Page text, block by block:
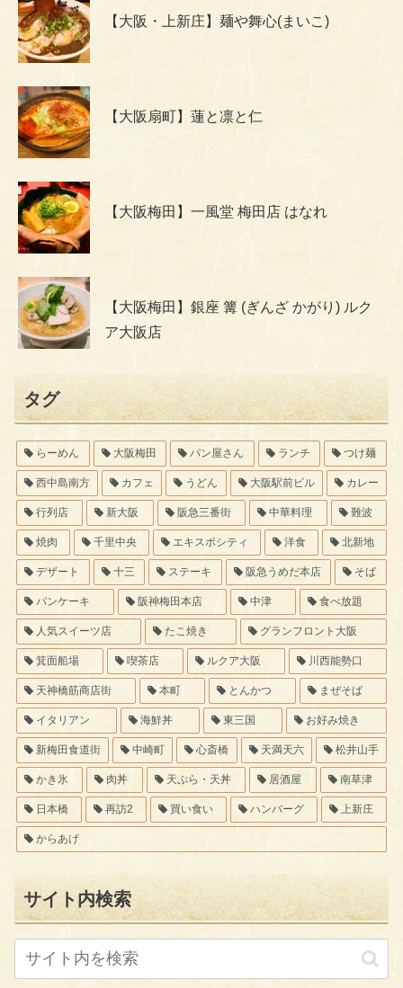
【大阪・上新庄】麺や舞心(まいこ)
【大阪扇町】蓮と凛と仁
【大阪梅田】一風堂 梅田店 はなれ
【大阪梅田】銀座 篝 (ぎんざ かがり) ルク
ア大阪店
タグ
らーめん 大阪梅田 パン屋さん ランチ つけ麺
西中島南方 カフェ うどん 大阪駅前ビル カレー
行列店 新大阪 阪急三番街 中華料理 難波
焼肉 千里中央 エキスポシティ 洋食 北新地
デザート 十三 ステーキ 阪急うめだ本店 そば
パンケーキ 阪神梅田本店 中津 食べ放題
人気スイーツ店 たこ焼き グランフロント大阪
箕面船場 喫茶店 ルクア大阪 川西能勢口
天神橋筋商店街 本町 とんかつ まぜそば
イタリアン 海鮮丼 東三国 お好み焼き
新梅田食道街 中崎町 心斎橋 天満天六 松井山手
かき氷 肉丼 天ぷら・天丼 居酒屋 南草津
日本橋 再訪2 買い食い ハンバーグ 上新庄
からあげ
サイト内検索